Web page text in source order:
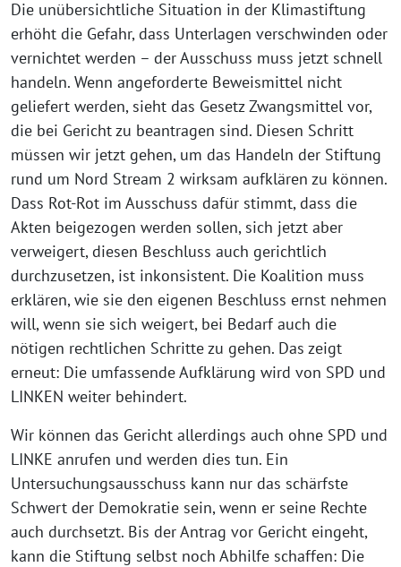
Die unübersichtliche Situation in der Klimastiftung
erhöht die Gefahr, dass Unterlagen verschwinden oder
vernichtet werden – der Ausschuss muss jetzt schnell
handeln. Wenn angeforderte Beweismittel nicht
geliefert werden, sieht das Gesetz Zwangsmittel vor,
die bei Gericht zu beantragen sind. Diesen Schritt
müssen wir jetzt gehen, um das Handeln der Stiftung
rund um Nord Stream 2 wirksam aufklären zu können.
Dass Rot-Rot im Ausschuss dafür stimmt, dass die
Akten beigezogen werden sollen, sich jetzt aber
verweigert, diesen Beschluss auch gerichtlich
durchzusetzen, ist inkonsistent. Die Koalition muss
erklären, wie sie den eigenen Beschluss ernst nehmen
will, wenn sie sich weigert, bei Bedarf auch die
nötigen rechtlichen Schritte zu gehen. Das zeigt
erneut: Die umfassende Aufklärung wird von SPD und
LINKEN weiter behindert.
Wir können das Gericht allerdings auch ohne SPD und
LINKE anrufen und werden dies tun. Ein
Untersuchungsausschuss kann nur das schärfste
Schwert der Demokratie sein, wenn er seine Rechte
auch durchsetzt. Bis der Antrag vor Gericht eingeht,
kann die Stiftung selbst noch Abhilfe schaffen: Die